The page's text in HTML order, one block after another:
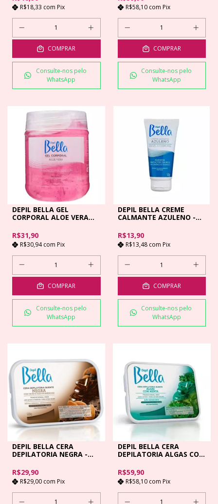
R$18,33 com Pix
COMPRAR
Consulte-nos pelo
WhatsApp
R$58,10 com Pix
COMPRAR
Consulte-nos pelo
WhatsApp
DEPIL BELLA GEL
CORPORAL ALOE VERA
R$31,90
R$30,94com Pix
COMPRAR
Consulte-nos pelo
WhatsApp
DEPIL BELLA CREME
CALMANTE AZULENO -
R$13,90
R$13,48 com Pix
COMPRAR
Consulte-nos pelo
WhatsApp
DEPIL BELLA CERA
DEPILATORIA NEGRA -
R$29,90
R$29,00 com Pix
DEPIL BELLA CERA
DEPILATORIA ALGAS COM
R$59,90
R$58,10 com Pix